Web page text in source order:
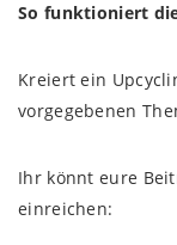
So funktioniert
Kreiert ein
vorgegebenen
Ihr könnt eure
einreichen: